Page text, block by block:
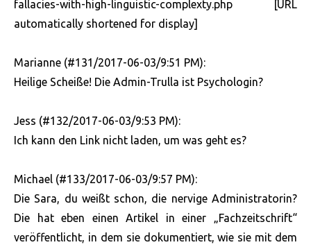
fallacies-with-high-linguistic-complexty.php [URL
automatically shortened for display]
Marianne (#131/2017-06-03/9:51 PM):
Heilige Scheiße! Die Admin-Trulla ist Psychologin?
Jess (#132/2017-06-03/9:53 PM):
Ich kann den Link nicht laden, um was geht es?
Michael (#133/2017-06-03/9:57 PM):
Die Sara, du weißt schon, die nervige Administratorin?
Die hat eben einen Artikel in einer „Fachzeitschrift“
veröffentlicht, in dem sie dokumentiert, wie sie mit dem